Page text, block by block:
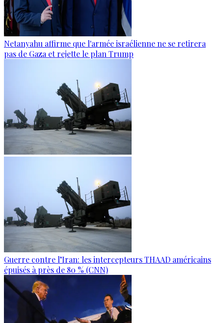
Netanyahu affirme que l'armée israélienne ne se retirera
pas de Gaza et rejette le plan Trump
Guerre contre l’Iran: les intercepteurs THAAD américains
épuisés à près de 80 % (CNN)